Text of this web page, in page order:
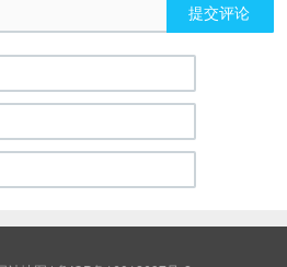
提交评论